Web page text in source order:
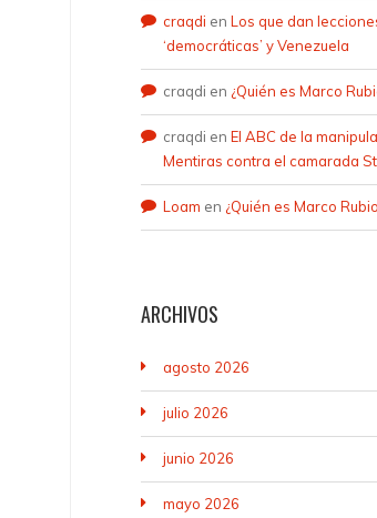
craqdi en Los que dan
‘democráticas’ y Venezuela
craqdi en ¿Quién es Marco
craqdi en El ABC de la
Mentiras contra el camarada
Loam en ¿Quién es Marco
ARCHIVOS
agosto 2026
julio 2026
junio 2026
mayo 2026